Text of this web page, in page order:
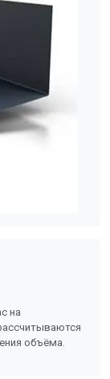
на
объёма.